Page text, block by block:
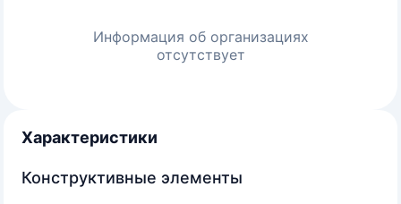
Информация об организациях
отсутствует
Характеристики
Конструктивные элементы